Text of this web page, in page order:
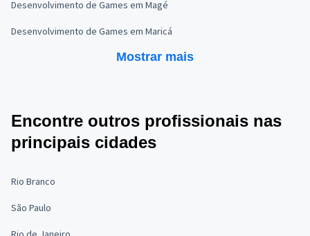
Desenvolvimento de Games em Magé
Desenvolvimento de Games em Maricá
Mostrar mais
Encontre outros profissionais nas
principais cidades
Rio Branco
São Paulo